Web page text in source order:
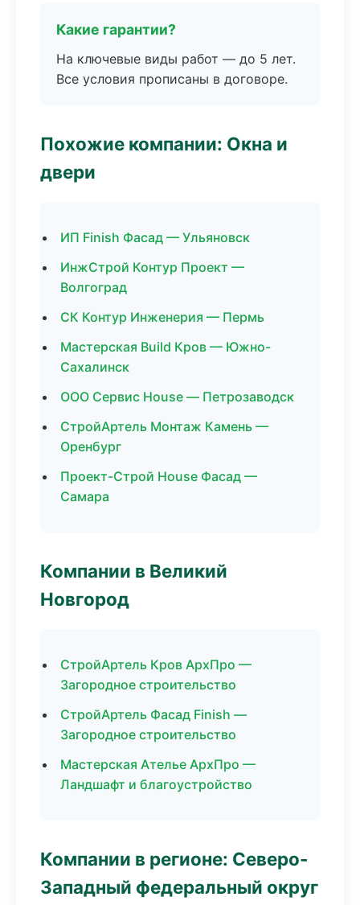
Какие гарантии?
На ключевые виды работ — до 5 лет.
Все условия прописаны в договоре.
Похожие компании: Окна и
двери
ИП Finish Фасад — Ульяновск
ИнжСтрой Контур Проект —
Волгоград
СК Контур Инженерия — Пермь
Мастерская Build Кров — Южно-
Сахалинск
ООО Сервис House — Петрозаводск
СтройАртель Монтаж Камень —
Оренбург
Проект-Строй House Фасад —
Самара
Компании в Великий
Новгород
СтройАртель Кров АрхПро —
Загородное строительство
СтройАртель Фасад Finish —
Загородное строительство
Мастерская Ателье АрхПро —
Ландшафт и благоустройство
Компании в регионе: Северо-
Западный федеральный округ